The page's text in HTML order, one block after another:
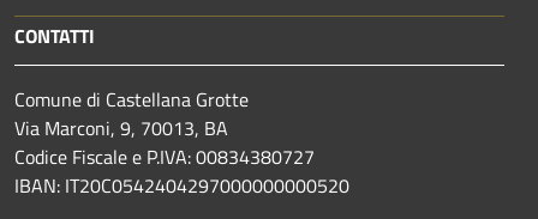
CONTATTI
Comune di Castellana Grotte
Via Marconi, 9, 70013, BA
Codice Fiscale e P.IVA: 00834380727
IBAN: IT20C0542404297000000000520